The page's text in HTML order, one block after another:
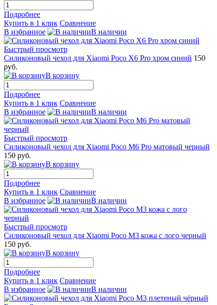
Подробнее
Купить в 1 клик Сравнение
В избранное
В наличии
Быстрый просмотр
Силиконовый чехол для Xiaomi Poco X6 Pro хром синий 150
руб.
В корзину
Подробнее
Купить в 1 клик Сравнение
В избранное
В наличии
Быстрый просмотр
Силиконовый чехол для Xiaomi Poco M6 Pro матовый черный
150 руб.
В корзину
Подробнее
Купить в 1 клик Сравнение
В избранное
В наличии
Быстрый просмотр
Силиконовый чехол для Xiaomi Poco M3 кожа с лого черный
150 руб.
В корзину
Подробнее
Купить в 1 клик Сравнение
В избранное
В наличии